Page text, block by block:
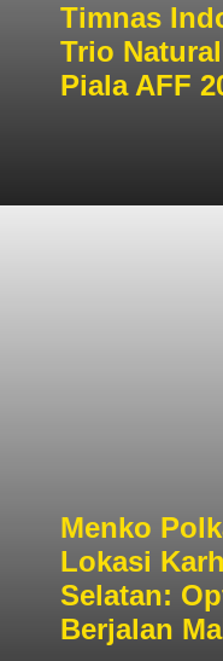
Timnas
Trio
Piala AFF
Menko
Lokasi
Selatan:
Berjalan